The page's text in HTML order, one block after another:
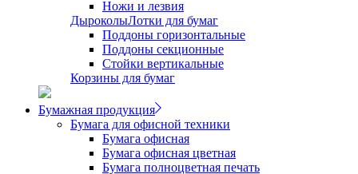
Ножи и лезвия
ДыроколыЛотки для бумаг
Поддоны горизонтальные
Поддоны секционные
Стойки вертикальные
Корзины для бумаг
Бумажная продукция
Бумага для офисной техники
Бумага офисная
Бумага офисная цветная
Бумага полноцветная печать